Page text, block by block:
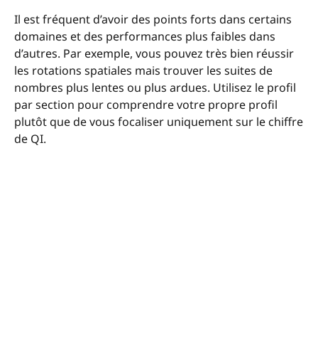
Il est fréquent d’avoir des points forts dans certains
domaines et des performances plus faibles dans
d’autres. Par exemple, vous pouvez très bien réussir
les rotations spatiales mais trouver les suites de
nombres plus lentes ou plus ardues. Utilisez le profil
par section pour comprendre votre propre profil
plutôt que de vous focaliser uniquement sur le chiffre
de QI.